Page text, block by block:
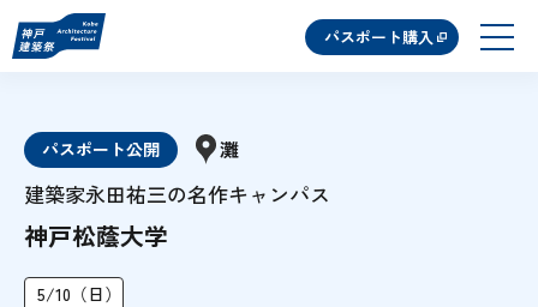
パスポート購入
パスポート公開 灘
建築家永田祐三の名作キャンパス
神戸松蔭大学
5/10（日）